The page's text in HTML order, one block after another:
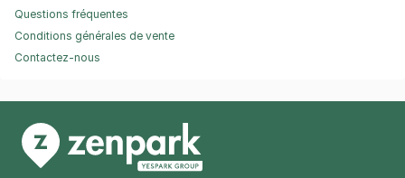
Questions fréquentes
Conditions générales de vente
Contactez-nous